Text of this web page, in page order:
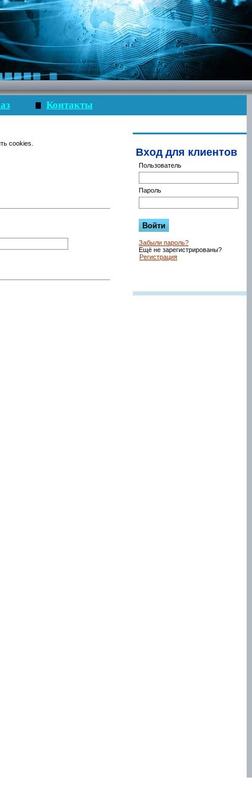
Контакты
cookies.
Вход для клиентов
Пользователь
Пароль
Забыли пароль?
Ещё не зарегистрированы?
Регистрация